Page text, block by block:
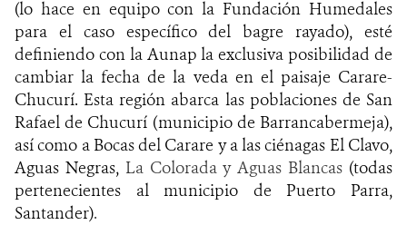
(lo hace en equipo con la Fundación Humedales
para el caso específico del bagre rayado), esté
definiendo con la Aunap la exclusiva posibilidad de
cambiar la fecha de la veda en el paisaje Carare-
Chucurí. Esta región abarca las poblaciones de San
Rafael de Chucurí (municipio de Barrancabermeja),
así como a Bocas del Carare y a las ciénagas El Clavo,
Aguas Negras, La Colorada y Aguas Blancas (todas
pertenecientes al municipio de Puerto Parra,
Santander).